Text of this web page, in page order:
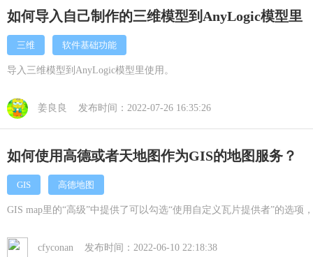
如何导入自己制作的三维模型到AnyLogic模型里
三维 软件基础功能
导入三维模型到AnyLogic模型里使用。
姜良良 发布时间：2022-07-26 16:35:26
如何使用高德或者天地图作为GIS的地图服务？
GIS 高德地图
GIS map里的“高级”中提供了可以勾选“使用自定义瓦片提供者”的选项
cfyconan 发布时间：2022-06-10 22:18:38